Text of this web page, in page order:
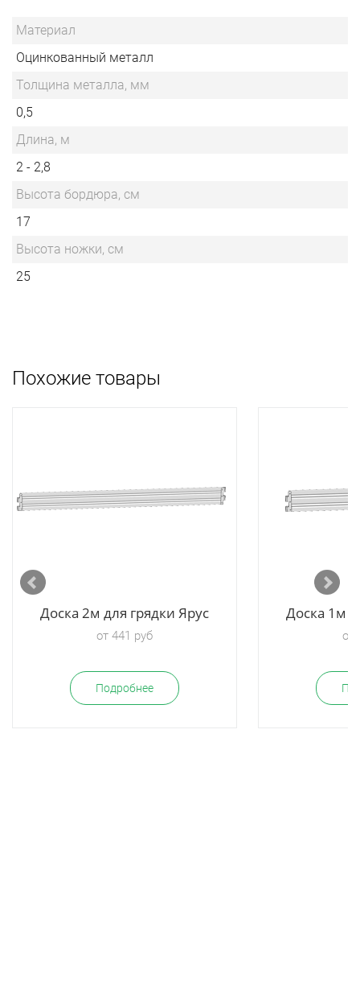
Материал
Оцинкованный металл
Толщина металла, мм
0,5
Длина, м
2 - 2,8
Высота бордюра, см
17
Высота ножки, см
25
Похожие товары
Доска 2м для грядки Ярус
от 441 руб
Подробнее
Доска 1м
от